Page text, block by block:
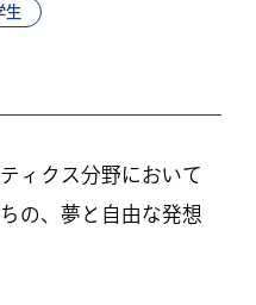
生
ィクス分野において
の、夢と自由な発想